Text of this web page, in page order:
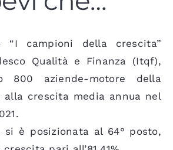
“I campioni della crescita”
Qualità e Finanza (Itqf),
800 aziende-motore della
alla crescita media annua nel
si è posizionata al 64° posto,